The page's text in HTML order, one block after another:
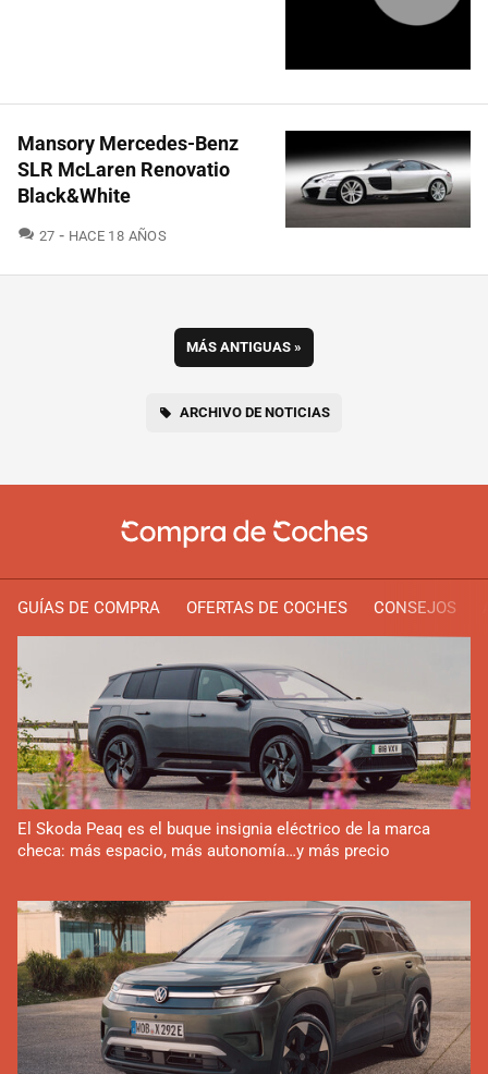
Mansory Mercedes-Benz
SLR McLaren Renovatio
Black&White
27 COMENTARIOS
HACE 18 AÑOS
MÁS ANTIGUAS »
ARCHIVO DE NOTICIAS
GUÍAS DE COMPRA OFERTAS DE COCHES CONSEJOS
El Skoda Peaq es el buque insignia eléctrico de la marca
checa: más espacio, más autonomía…y más precio